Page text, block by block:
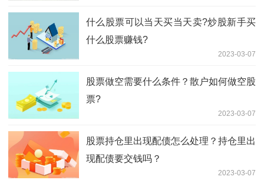
什么股票可以当天买当天卖?炒股新手买
什么股票赚钱?
2023-03-07
股票做空需要什么条件？散户如何做空股
票?
2023-03-07
股票持仓里出现配债怎么处理？持仓里出
现配债要交钱吗？
2023-03-07